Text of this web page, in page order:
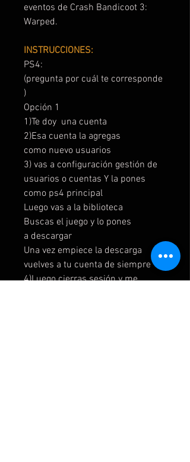
eventos de Crash Bandicoot 3:
Warped.​​​
INSTRUCCIONES:
PS4:
(pregunta por cuál te corresponde
)
Opción 1
1)Te doy una cuenta
2)Esa cuenta la agregas
como nuevo usuarios
3) vas a configuración gestión de
usuarios o cuentas Y la pones
como ps4 principal
Luego vas a la biblioteca
Buscas el juego y lo pones
a descargar
Una vez empiece la descarga
vuelves a tu cuenta de siempre
4)Luego cierras sesión y me